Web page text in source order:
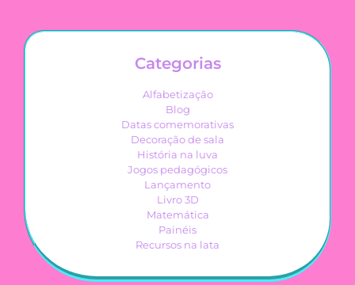
Categorias
Alfabetização
Blog
Datas comemorativas
Decoração de sala
História na luva
Jogos pedagógicos
Lançamento
Livro 3D
Matemática
Painéis
Recursos na lata